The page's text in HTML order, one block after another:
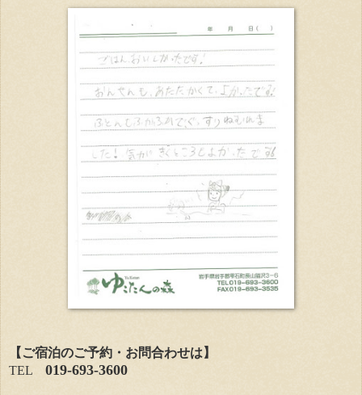
【ご宿泊のご予約・お問合わせは】
TEL 019-693-3600